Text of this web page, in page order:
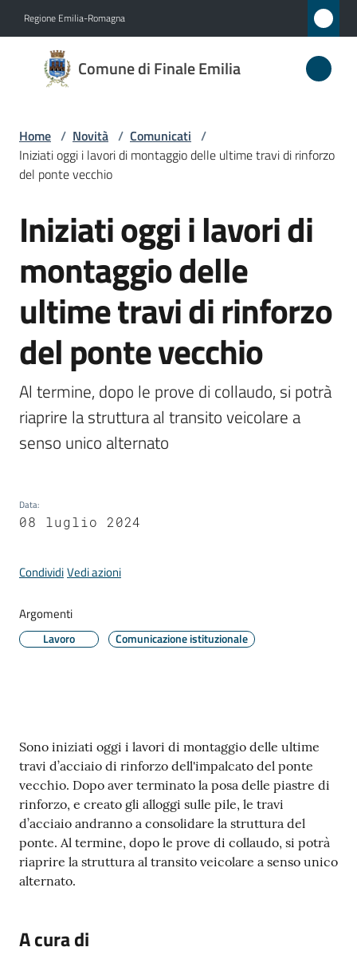
Regione Emilia-Romagna
Comune di Finale Emilia
Comune
di
Emilia
Novità
Menu selezionato
Servizi
Vivere
il
Comune
A
l
r
t
e
o
Sportello
telematico
SUE
Tutti
gli
Home / Novità / Comunicati /
Iniziati oggi i lavori di montaggio delle ultime travi di rinforzo
del ponte vecchio
Salta al contenuto
Iniziati oggi i lavori di
montaggio delle
ultime travi di rinforzo
del ponte vecchio
Al termine, dopo le prove di collaudo, si potrà
riaprire la struttura al transito veicolare a
senso unico alternato
Data:
08 luglio 2024
CondividiVedi azioni
Argomenti
Lavoro Comunicazione istituzionale
Contenuto
Sono iniziati oggi i lavori di montaggio delle ultime
travi d’acciaio di rinforzo dell'impalcato del ponte
vecchio. Dopo aver terminato la posa delle piastre di
rinforzo, e creato gli alloggi sulle pile, le travi
d’acciaio andranno a consolidare la struttura del
ponte. Al termine, dopo le prove di collaudo, si potrà
riaprire la struttura al transito veicolare a senso unico
alternato.
A cura di